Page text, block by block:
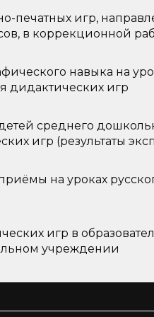
печатных игр,
в коррекционной
навыка на
дидактических игр
среднего
игр (результаты
на уроках
игр в
учреждении